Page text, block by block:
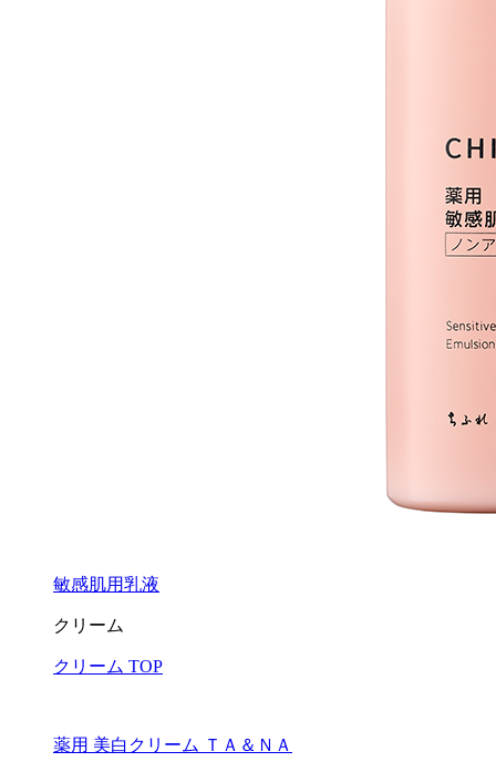
敏感肌用乳液
クリーム
クリーム TOP
薬用 美白クリーム ＴＡ＆ＮＡ